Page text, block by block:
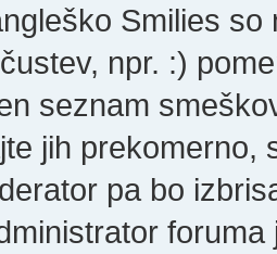
Smilies
npr. :)
seznam
jih
pa bo